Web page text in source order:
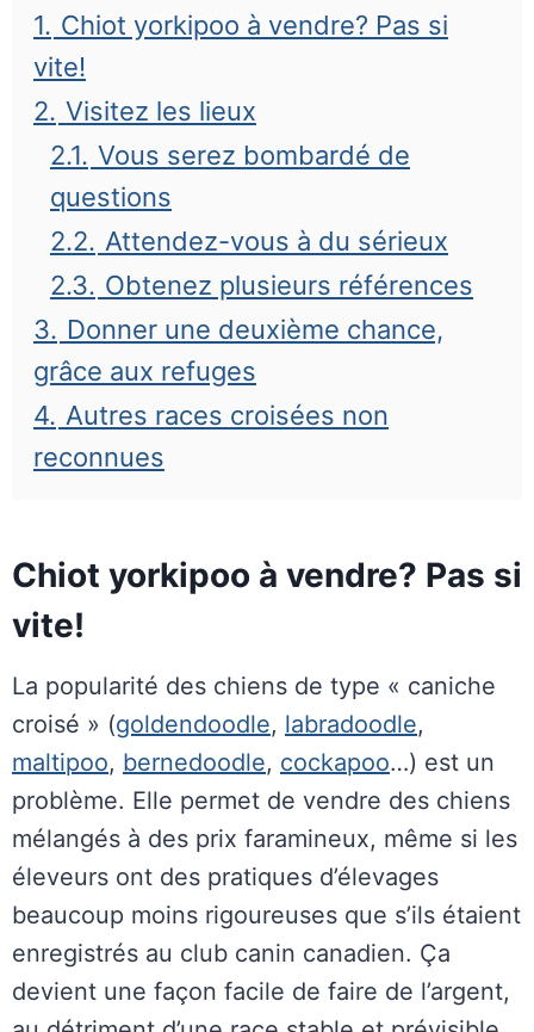
1. Chiot yorkipoo à vendre? Pas si
vite!
2. Visitez les lieux
2.1. Vous serez bombardé de
questions
2.2. Attendez-vous à du sérieux
2.3. Obtenez plusieurs références
3. Donner une deuxième chance,
grâce aux refuges
4. Autres races croisées non
reconnues
Chiot yorkipoo à vendre? Pas si
vite!
La popularité des chiens de type « caniche
croisé » (goldendoodle, labradoodle,
maltipoo, bernedoodle, cockapoo…) est un
problème. Elle permet de vendre des chiens
mélangés à des prix faramineux, même si les
éleveurs ont des pratiques d’élevages
beaucoup moins rigoureuses que s’ils étaient
enregistrés au club canin canadien. Ça
devient une façon facile de faire de l’argent,